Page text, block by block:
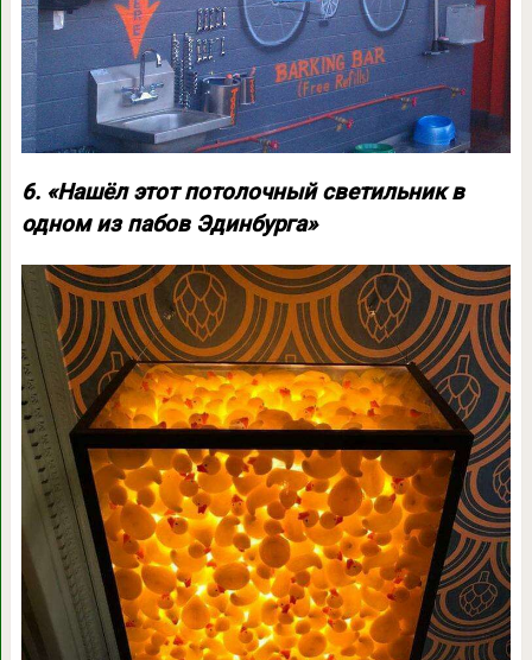
6. «Нашёл этот потолочный светильник в
одном из пабов Эдинбурга»